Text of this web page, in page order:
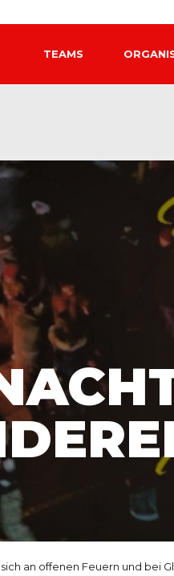
TEAMS
an offenen Feuern und bei